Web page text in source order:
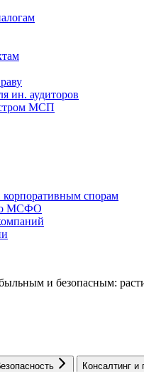
ин. аудиторов
МСП
корпоративным спорам
МСФО
и безопасным:
Консалтинг и